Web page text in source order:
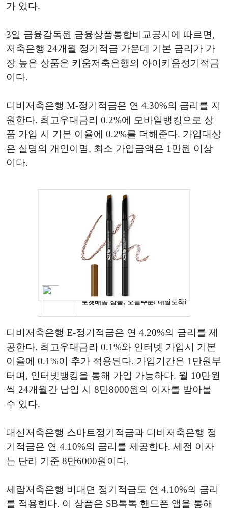
가 있다.
3일 금융감독원 금융상품통합비교공시에 따르면,
저축은행 24개월 정기적금 가운데 기본 금리가 가
장 높은 상품은 키움저축은행의 아이키움정기적금
이다.
디비저축은행 M-정기적금은 연 4.30%의 금리를 지
원한다. 최고우대금리 0.2%에 모바일뱅킹으로 상
품 가입 시 기본 이율에 0.2%를 더해준다. 가입대상
은 실명의 개인이몀, 최소 가입금액은 1만원 이상
이다.
디비저축은행 E-정기적금은 연 4.20%의 금리를 제
공한다. 최고우대금리 0.1%와 인터넷 가입시 기본
이율에 0.1%이 추가 적용된다. 가입기간은 1만원부
터며, 인터넷뱅킹을 통해 가입 가능하다. 월 10만원
씩 24개월간 납입 시 8만8000원의 이자를 받아볼
수 있다.
대신저축은행 스마트정기적금과 디비저축은행 정
기적금은 연 4.10%의 금리를 제공한다. 세전 이자
는 단리 기준 8만6000원이다.
세람저축은행 비대면 정기적금도 연 4.10%의 금리
를 적용한다. 이 상품은 SB톡톡 핸드폰 앱을 통해